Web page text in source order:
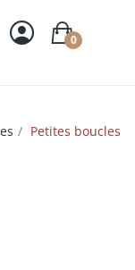
0
Petites boucles